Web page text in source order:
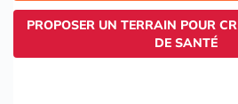
PROPOSER UN TERRAIN POUR
DE SANTÉ